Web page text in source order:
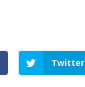
Twitter